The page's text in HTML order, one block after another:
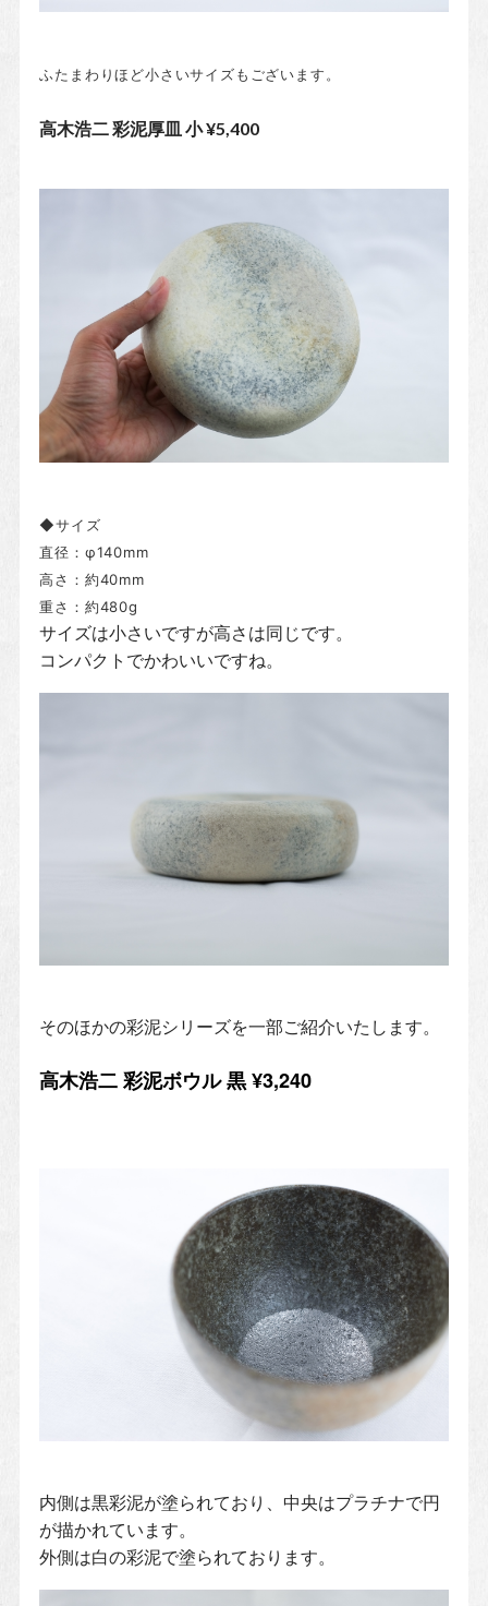
ふたまわりほど小さいサイズもございます。
高木浩二 彩泥厚皿 小 ¥5,400
◆サイズ
直径：φ140mm
高さ：約40mm
重さ：約480g
サイズは小さいですが高さは同じです。
コンパクトでかわいいですね。
そのほかの彩泥シリーズを一部ご紹介いたします。
高木浩二 彩泥ボウル 黒 ¥3,240
内側は黒彩泥が塗られており、中央はプラチナで円
が描かれています。
外側は白の彩泥で塗られております。